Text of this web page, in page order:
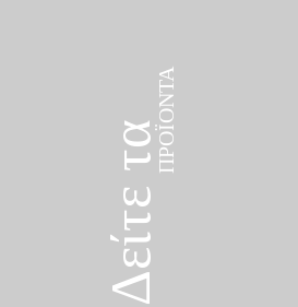
Δείτε ταΠΡΟΪΌΝΤΑ